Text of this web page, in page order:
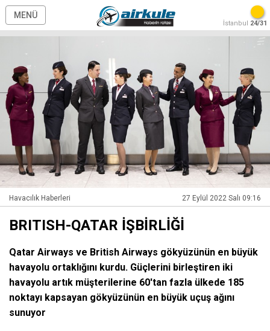
MENÜ
İstanbul 24/31
Havacılık Haberleri 27 Eylül 2022 Salı 09:16
BRITISH-QATAR İŞBİRLİĞİ
Qatar Airways ve British Airways gökyüzünün en büyük
havayolu ortaklığını kurdu. Güçlerini birleştiren iki
havayolu artık müşterilerine 60'tan fazla ülkede 185
noktayı kapsayan gökyüzünün en büyük uçuş ağını
sunuyor